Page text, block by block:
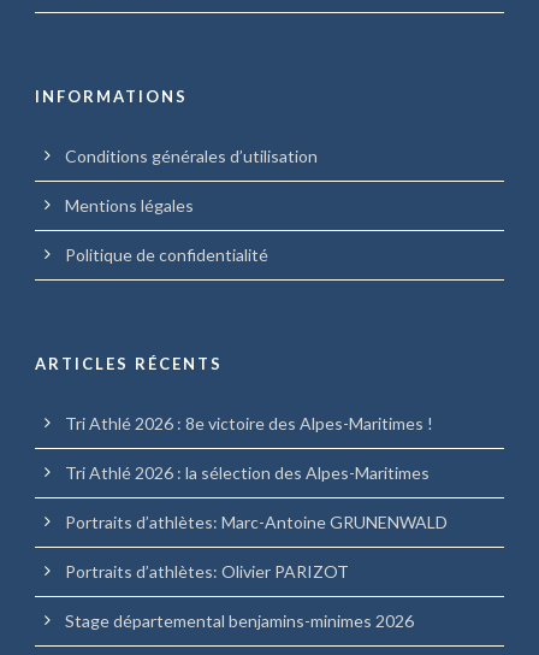
INFORMATIONS
Conditions générales d’utilisation
Mentions légales
Politique de confidentialité
ARTICLES RÉCENTS
Tri Athlé 2026 : 8e victoire des Alpes-Maritimes !
Tri Athlé 2026 : la sélection des Alpes-Maritimes
Portraits d’athlètes: Marc-Antoine GRUNENWALD
Portraits d’athlètes: Olivier PARIZOT
Stage départemental benjamins-minimes 2026